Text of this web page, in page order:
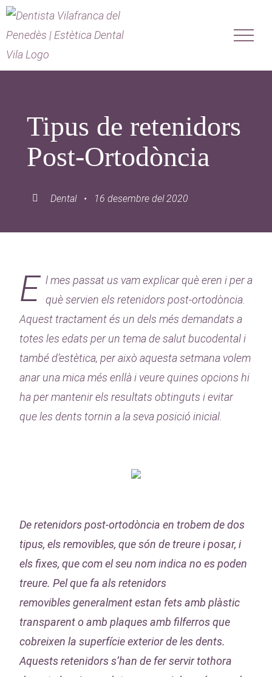
Saltar
contenido
Tipus de retenidors
Post-Ortodòncia
Dental • 16 desembre del 2020
E l mes passat us vam explicar què eren i per a
què servien els retenidors post-ortodòncia.
Aquest tractament és un dels més demandats a
totes les edats per un tema de salut bucodental i
també d’estètica, per això aquesta setmana volem
anar una mica més enllà i veure quines opcions hi
ha per mantenir els resultats obtinguts i evitar
que les dents tornin a la seva posició inicial.
De retenidors post-ortodòncia en trobem de dos
tipus, els removibles, que són de treure i posar, i
els fixes, que com el seu nom indica no es poden
treure. Pel que fa als retenidors
removibles generalment estan fets amb plàstic
transparent o amb plaques amb filferros que
cobreixen la superfície exterior de les dents.
Aquests retenidors s’han de fer servir tothora